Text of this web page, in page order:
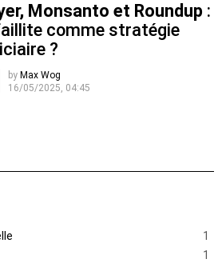
Monsanto et Roundup :
comme stratégie
?
by Max Wog
16/05/2025, 04:45
1
1